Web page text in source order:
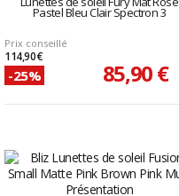
Pastel Bleu Clair Spectron 3
Prix conseillé
114,90 €
-25% 85,90 €